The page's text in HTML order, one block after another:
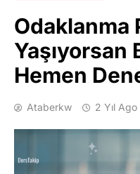
Odaklanma
Yaşıyorsan
Hemen
Ataberkw 2 Yıl Ago